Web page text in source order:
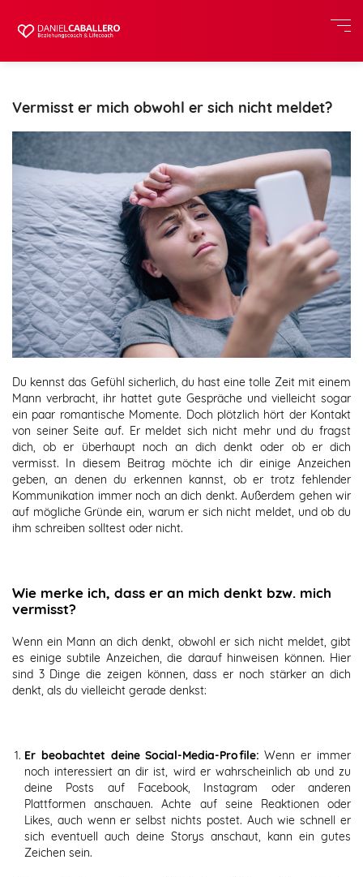
Vermisst er mich obwohl er sich nicht meldet?
Du kennst das Gefühl sicherlich, du hast eine tolle Zeit mit einem
Mann verbracht, ihr hattet gute Gespräche und vielleicht sogar
ein paar romantische Momente. Doch plötzlich hört der Kontakt
von seiner Seite auf. Er meldet sich nicht mehr und du fragst
dich, ob er überhaupt noch an dich denkt oder ob er dich
vermisst. In diesem Beitrag möchte ich dir einige Anzeichen
geben, an denen du erkennen kannst, ob er trotz fehlender
Kommunikation immer noch an dich denkt. Außerdem gehen wir
auf mögliche Gründe ein, warum er sich nicht meldet, und ob du
ihm schreiben solltest oder nicht.
Wie merke ich, dass er an mich denkt bzw. mich
vermisst?
Wenn ein Mann an dich denkt, obwohl er sich nicht meldet, gibt
es einige subtile Anzeichen, die darauf hinweisen können. Hier
sind 3 Dinge die zeigen können, dass er noch stärker an dich
denkt, als du vielleicht gerade denkst:
Er beobachtet deine Social-Media-Profile: Wenn er immer
noch interessiert an dir ist, wird er wahrscheinlich ab und zu
deine Posts auf Facebook, Instagram oder anderen
Plattformen anschauen. Achte auf seine Reaktionen oder
Likes, auch wenn er selbst nichts postet. Auch wie schnell er
sich eventuell auch deine Storys anschaut, kann ein gutes
Zeichen sein.